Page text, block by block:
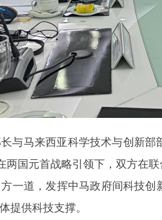
与马来西亚科学技术与创新
国元首战略引领下，双方在
一道，发挥中马政府间科技
提供科技支撑。